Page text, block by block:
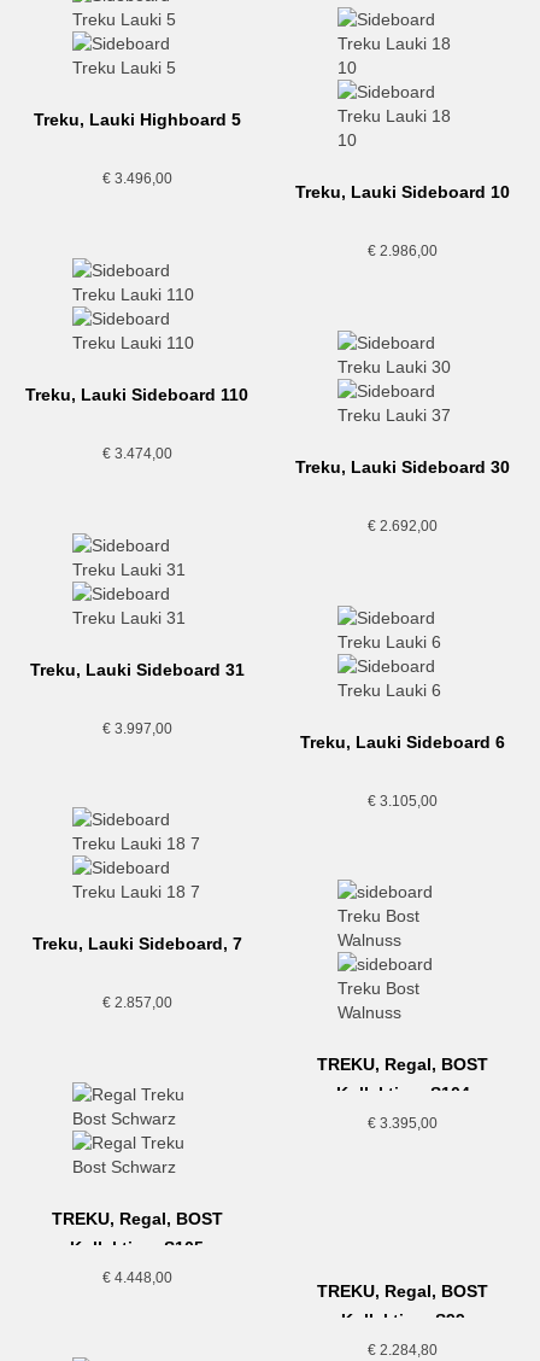
Treku, Lauki Highboard 5
€3.496,00
Treku, Lauki Sideboard 10
€ 2.986,00
Treku, Lauki Sideboard 110
€3.474,00
Treku, Lauki Sideboard 30
€ 2.692,00
Treku, Lauki Sideboard 31
€3.997,00
Treku, Lauki Sideboard 6
€ 3.105,00
Treku, Lauki Sideboard, 7
€2.857,00
TREKU, Regal, BOST
Kollektion, S104
€ 3.395,00
TREKU, Regal, BOST
Kollektion, S105
€4.448,00
TREKU, Regal, BOST
Kollektion, S99
€ 2.284,80